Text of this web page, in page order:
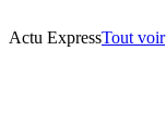
Actu ExpressTout voir